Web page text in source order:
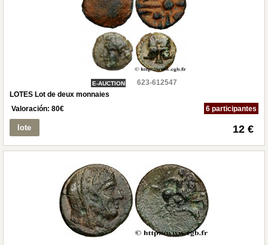
E-AUCTION
623-612547
LOTES Lot de deux monnaies
Valoración: 80€ 6 participantes
lote 12 €